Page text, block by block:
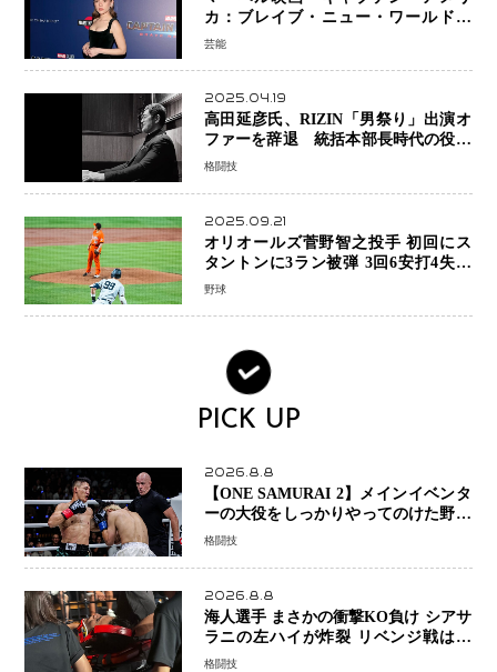
カ：ブレイブ・ニュー・ワールド』
新ブラック・ウィドウ役のシラ・ハー
芸能
2025.04.19
高田延彦氏、RIZIN「男祭り」出演オ
ファーを辞退 統括本部長時代の役目
「すでに終えています」と明言
格闘技
2025.09.21
オリオールズ菅野智之投手 初回にス
タントンに3ラン被弾 3回6安打4失点
で降板
野球
PICK UP
2026.8.8
【ONE SAMURAI 2】メインイベンタ
ーの大役をしっかりやってのけた野杁
正明が衝撃のリベンジ！ リウ・メン
ーで完全決着
格闘技
2026.8.8
海人選手 まさかの衝撃KO負け シアサ
ラニの左ハイが炸裂 リベンジ戦は一
瞬で決着
格闘技